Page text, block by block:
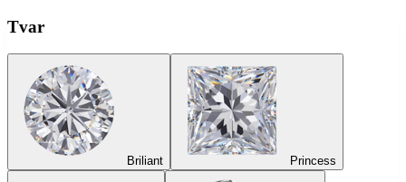
Tvar
Briliant Princess